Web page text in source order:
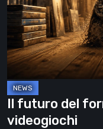
fisico
videogiochi
Il futuro del
videogiochi